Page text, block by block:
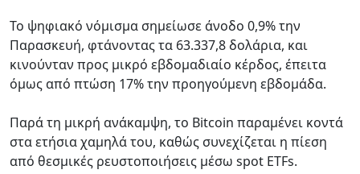
Το ψηφιακό νόμισμα σημείωσε άνοδο 0,9% την
Παρασκευή, φτάνοντας τα 63.337,8 δολάρια, και
κινούνταν προς μικρό εβδομαδιαίο κέρδος, έπειτα
όμως από πτώση 17% την προηγούμενη εβδομάδα.
Παρά τη μικρή ανάκαμψη, το Bitcoin παραμένει κοντά
στα ετήσια χαμηλά του, καθώς συνεχίζεται η πίεση
από θεσμικές ρευστοποιήσεις μέσω spot ETFs.